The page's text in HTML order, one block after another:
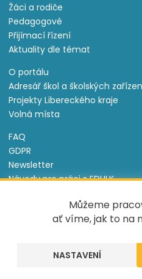
Můžeme
ať víme, jak to na
NASTAVENÍ
Žáci a rodiče
Pedagogové
Přijímací řízení
Aktuality dle témat
O portálu
Adresář škol a školských
Projekty Libereckého kraje
Volná místa
FAQ
GDPR
Newsletter
Návody pro práci s EDULK
Nastavení cookies
Informace o souborech cookie
Tento projekt je
fondem a státním rozpočtem